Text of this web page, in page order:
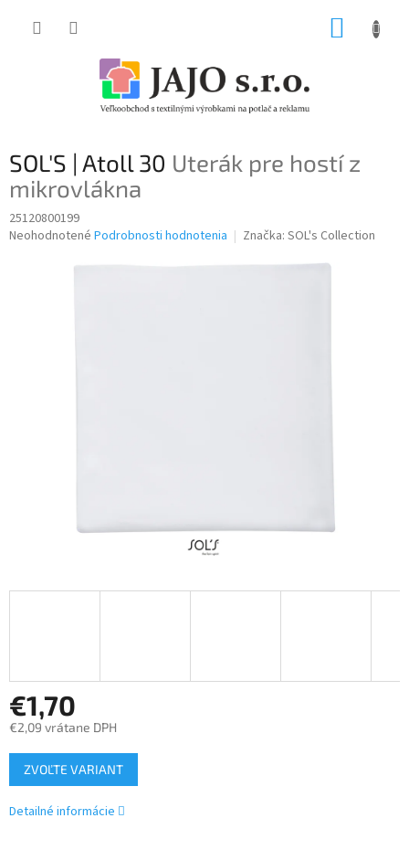
SOL'S | Atoll 30 Uterák pre hostí z
mikrovlákna
25120800199
Priemerné
Neohodnotené Podrobnosti hodnotenia Značka: SOL's Collection
€1,70
€2,09 vrátane DPH
Jednotková
cena:
ZVOĽTE VARIANT
Detailné informácie